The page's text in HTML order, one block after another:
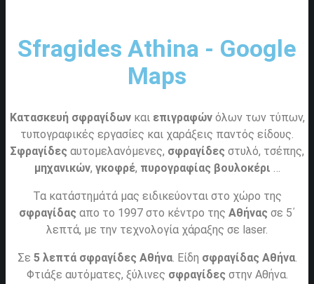
Sfragides Athina - Google
Maps
Κατασκευή σφραγίδωνκαι επιγραφώνόλων των τύπων,
τυπογραφικές εργασίες και χαράξεις παντός είδους.
Σφραγίδες αυτομελανόμενες, σφραγίδες στυλό, τσέπης,
μηχανικών, γκοφρέ, πυρογραφίας βουλοκέρι …
Τα κατάστημάτά μας ειδικεύονται στο χώρο της
σφραγίδας απο το 1997 στο κέντρο της Αθήνας σε 5΄
λεπτά, με την τεχνολογία χάραξης σε laser.
Σε 5 λεπτά σφραγίδες Αθήνα. Είδη σφραγίδας Αθήνα.
Φτιάξε αυτόματες, ξύλινες σφραγίδες στην Αθήνα.